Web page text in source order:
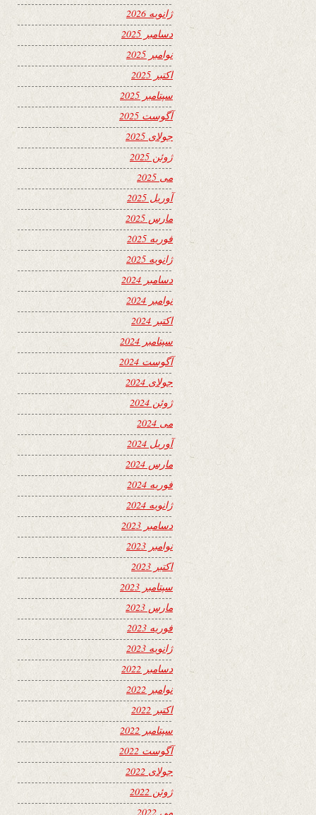
ژانویه 2026
دسامبر 2025
نوامبر 2025
اکتبر 2025
سپتامبر 2025
آگوست 2025
جولای 2025
ژوئن 2025
می 2025
آوریل 2025
مارس 2025
فوریه 2025
ژانویه 2025
دسامبر 2024
نوامبر 2024
اکتبر 2024
سپتامبر 2024
آگوست 2024
جولای 2024
ژوئن 2024
می 2024
آوریل 2024
مارس 2024
فوریه 2024
ژانویه 2024
دسامبر 2023
نوامبر 2023
اکتبر 2023
سپتامبر 2023
مارس 2023
فوریه 2023
ژانویه 2023
دسامبر 2022
نوامبر 2022
اکتبر 2022
سپتامبر 2022
آگوست 2022
جولای 2022
ژوئن 2022
می 2022